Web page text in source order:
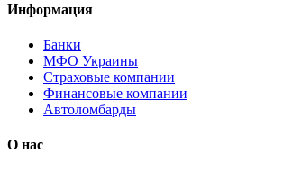
Информация
Банки
МФО Украины
Страховые компании
Финансовые компании
Автоломбарды
О нас